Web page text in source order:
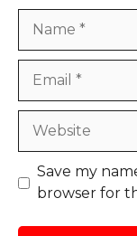
Website
Save my
browser for